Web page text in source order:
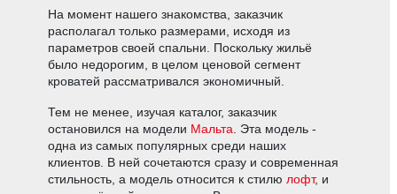
На момент нашего знакомства, заказчик
располагал только размерами, исходя из
параметров своей спальни. Поскольку жильё
было недорогим, в целом ценовой сегмент
кроватей рассматривался экономичный.
Тем не менее, изучая каталог, заказчик
остановился на модели Мальта. Эта модель -
одна из самых популярных среди наших
клиентов. В ней сочетаются сразу и современная
стильность, а модель относится к стилю лофт, и